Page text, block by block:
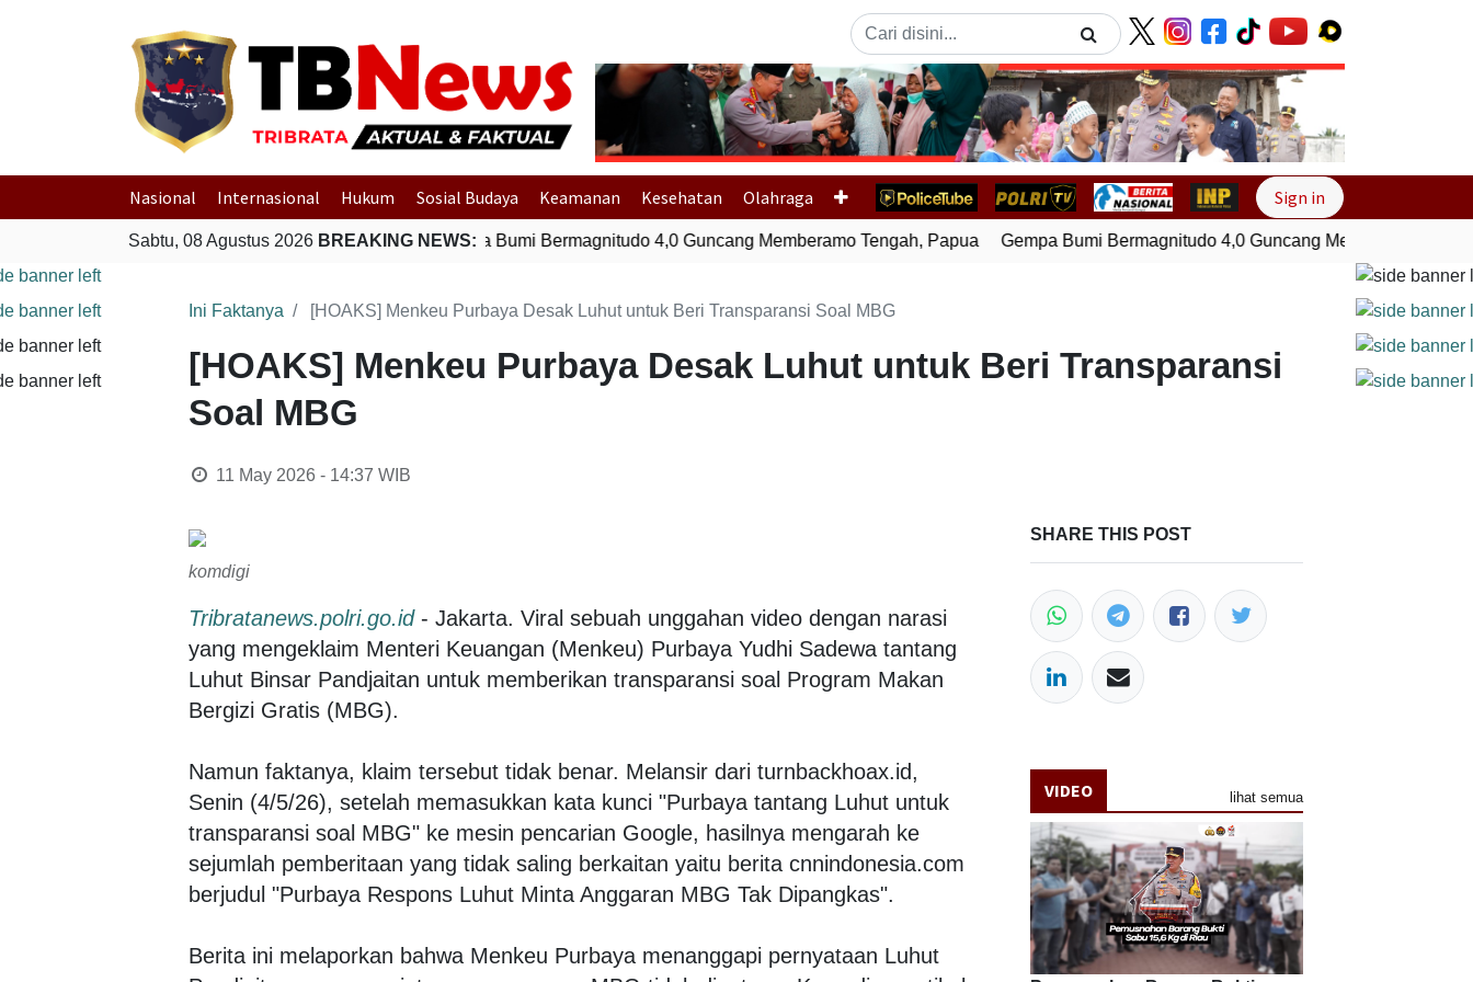
Previous Next
Nasional Internasional Hukum Sosial Budaya Keamanan Kesehatan Olahraga Sign in
Sabtu, 08 Agustus 2026 BREAKING NEWS:Gempa Bumi Bermagnitudo 4,0 Guncang Memberamo Tengah, Papua Gempa Bumi Bermagnitudo 4,0 Guncang Melonguane,
Ini Faktanya [HOAKS] Menkeu Purbaya Desak Luhut untuk Beri Transparansi Soal MBG
[HOAKS] Menkeu Purbaya Desak Luhut untuk Beri Transparansi
Soal MBG
11 May 2026 - 14:37 WIB
komdigi
Tribratanews.polri.go.id- Jakarta. Viral sebuah unggahan video dengan narasi
yang mengeklaim Menteri Keuangan (Menkeu) Purbaya Yudhi Sadewa tantang
Luhut Binsar Pandjaitan untuk memberikan transparansi soal Program Makan
Bergizi Gratis (MBG).
Namun faktanya, klaim tersebut tidak benar. Melansir dari turnbackhoax.id,
Senin (4/5/26), setelah memasukkan kata kunci "Purbaya tantang Luhut untuk
transparansi soal MBG" ke mesin pencarian Google, hasilnya mengarah ke
sejumlah pemberitaan yang tidak saling berkaitan yaitu berita cnnindonesia.com
berjudul "Purbaya Respons Luhut Minta Anggaran MBG Tak Dipangkas".
Berita ini melaporkan bahwa Menkeu Purbaya menanggapi pernyataan Luhut
SHARE THIS POST
VIDEO lihat semua